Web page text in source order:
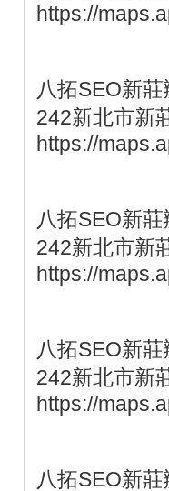
https://
八拓SEO新
242新北市新
https://
八拓SEO新
242新北市新
https://
八拓SEO新
242新北市新
https://
八拓SEO新